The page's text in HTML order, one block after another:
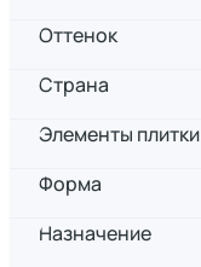
Оттенок
Страна
Элементы плитки
Форма
Назначение